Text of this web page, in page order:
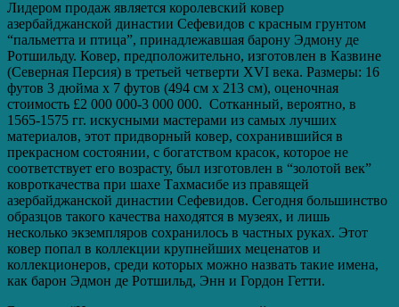
Лидером продаж является королевский ковер
азербайджанской династии Сефевидов с красным грунтом
“пальметта и птица”, принадлежавшая барону Эдмону де
Ротшильду. Ковер, предположительно, изготовлен в Казвине
(Северная Персия) в третьей четверти XVI века. Размеры: 16
футов 3 дюйма x 7 футов (494 см x 213 см), оценочная
стоимость £2 000 000-3 000 000. Сотканный, вероятно, в
1565-1575 гг. искусными мастерами из самых лучших
материалов, этот придворный ковер, сохранившийся в
прекрасном состоянии, с богатством красок, которое не
соответствует его возрасту, был изготовлен в “золотой век”
ковроткачества при шахе Тахмасибе из правящей
азербайджанской династии Сефевидов. Сегодня большинство
образцов такого качества находятся в музеях, и лишь
несколько экземпляров сохранилось в частных руках. Этот
ковер попал в коллекции крупнейших меценатов и
коллекционеров, среди которых можно назвать такие имена,
как барон Эдмон де Ротшильд, Энн и Гордон Гетти.